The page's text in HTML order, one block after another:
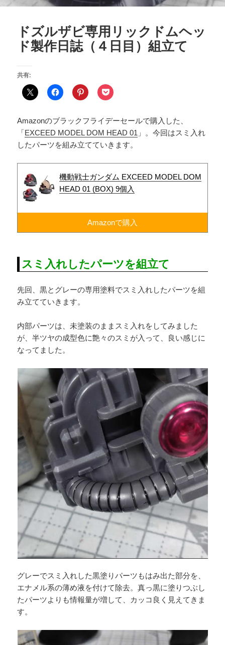
ドズルザビ専用リックドムヘッ
ド製作日誌（４日目）組立て
共有:
Amazonのブラックフライデーセールで購入した、
「 EXCEED MODEL DOM HEAD 01 」。今回はスミ入れ
したパーツを組み立てていきます。
機動戦士ガンダム EXCEED MODEL DOM
HEAD 01 (BOX) 9個入
Amazonで購入
スミ入れしたパーツを組立て
先回、黒とグレーの専用塗料でスミ入れしたパーツを組
み立てていきます。
内部パーツは、未塗装のままスミ入れをしてみました
が、半ツヤの成型色に艶々のスミが入って、良い感じに
なってました。
グレーでスミ入れした黒塗りパーツもはみ出た部分を、
エナメル系の薄め液を付けて除去。真っ黒に塗りつぶし
たパーツよりも情報量が増して、カッコ良く見えてきま
す。